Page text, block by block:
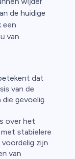
de huidige
een
van
dat
van de
gevoelig
over het
stabielere
voordelig zijn
van